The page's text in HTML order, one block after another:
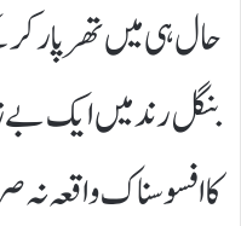
حال ہی میں
بنگل رند میں ایک بے
کا افسوسناک واقعہ